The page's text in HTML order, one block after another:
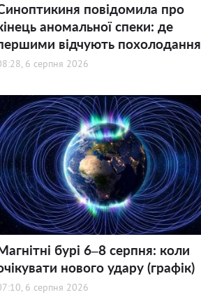
повідомила про
аномальної спеки: де
відчують похолодання
6 серпня 2026
бурі 6–8 серпня: коли
нового удару (графік)
6 серпня 2026